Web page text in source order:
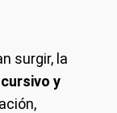
surgir, la
y